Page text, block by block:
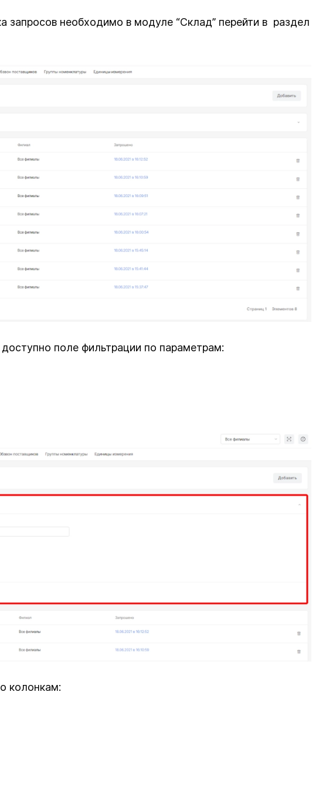
запросов необходимо в модуле “Склад” перейти в раздел
поле фильтрации по параметрам:
колонкам: